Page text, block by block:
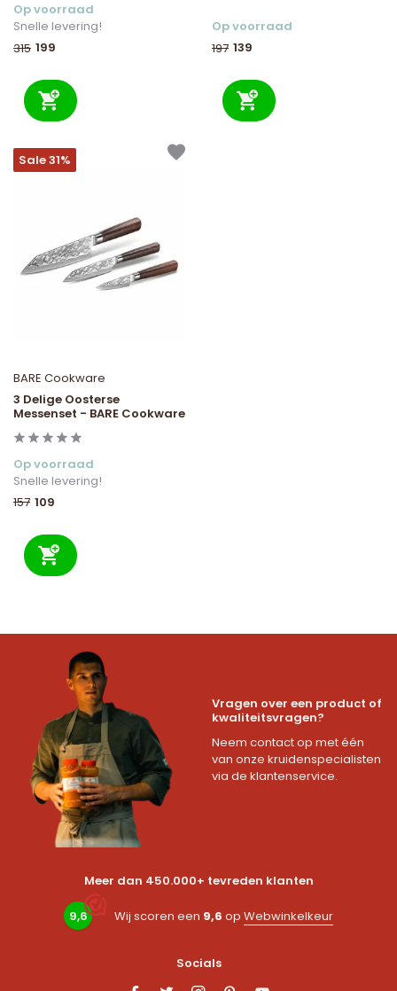
Op voorraad
Snelle levering!
315 199
Op voorraad
197 139
Sale 31%
BARE Cookware
3 Delige Oosterse
Messenset - BARE Cookware
Op voorraad
Snelle levering!
157 109
Vragen over een product of
kwaliteitsvragen?
Neem contact op met één
van onze kruidenspecialisten
via de klantenservice.
Meer dan 450.000+ tevreden klanten
9,6 Wij scoren een 9,6 op Webwinkelkeur
Socials